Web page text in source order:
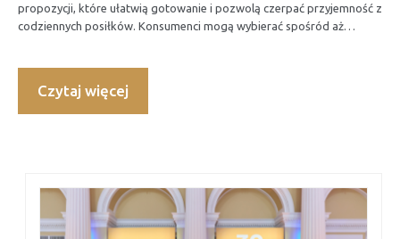
propozycji, które ułatwią gotowanie i pozwolą czerpać przyjemność z
codziennych posiłków. Konsumenci mogą wybierać spośród aż…
Czytaj więcej